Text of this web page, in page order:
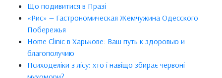
Що подивитися в Празі
«Рис» — Гастрономическая Жемчужина Одесского
Побережья
Home Clinic в Харькове: Ваш путь к здоровью и
благополучию
Психоделіки з лісу: хто і навіщо збирає червоні